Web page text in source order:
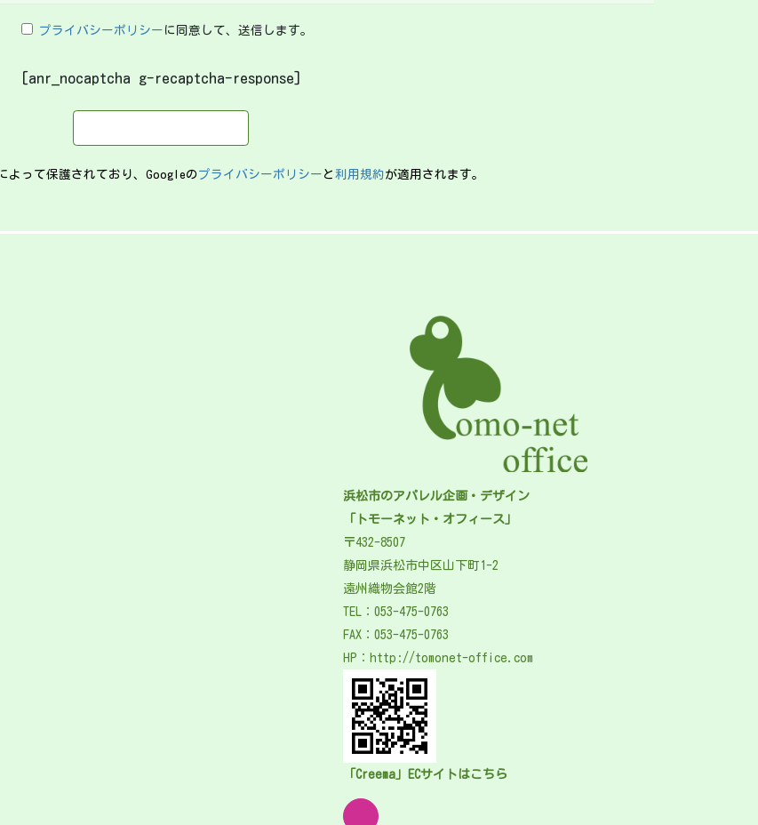
プライバシーポリシー に同意して、送信します。
[anr_nocaptcha g-recaptcha-response]
よって保護されており、Googleのプライバシーポリシー と 利用規約が適用されます。
浜松市のアパレル企画・デザイン
「トモーネット・オフィース」
〒432-8507
静岡県浜松市中区山下町1-2
遠州織物会館2階
TEL： 053-475-0763
FAX：053-475-0763
HP： http://tomonet-office.com
「Creema」ECサイトはこちら